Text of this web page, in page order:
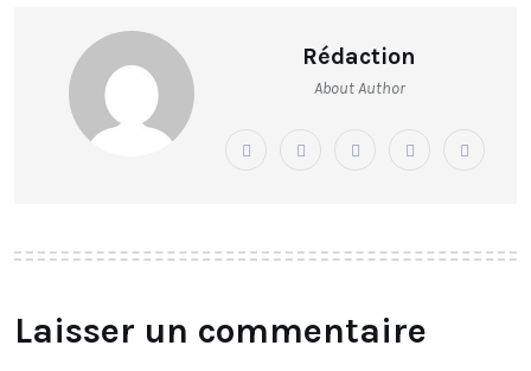
Rédaction
About Author
Laisser un commentaire